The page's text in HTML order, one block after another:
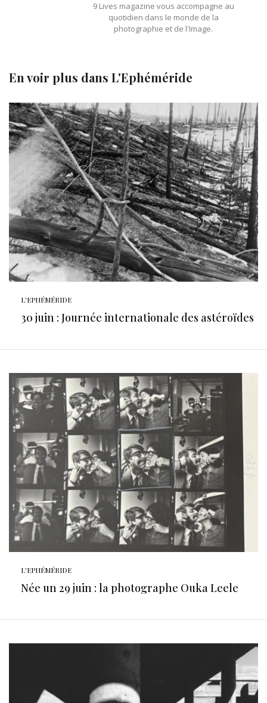
9 Lives magazine vous accompagne au
quotidien dans le monde de la
photographie et de l'Image.
En voir plus dans L'Ephéméride
L'EPHÉMÉRIDE
30 juin : Journée internationale des astéroïdes
L'EPHÉMÉRIDE
Née un 29 juin : la photographe Ouka Leele